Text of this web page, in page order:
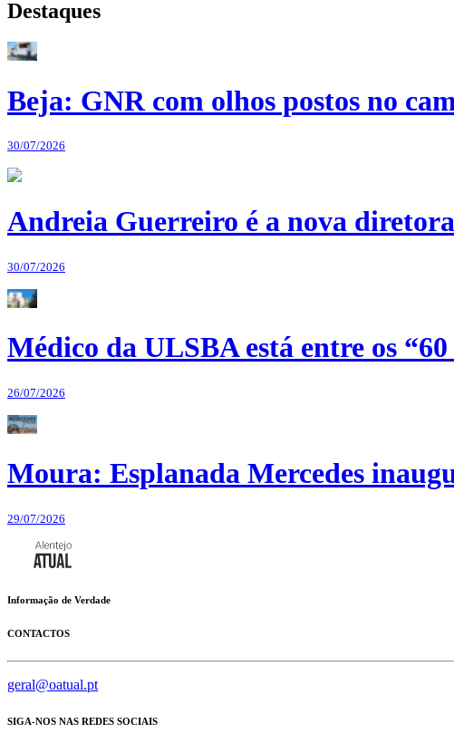
Destaques
Beja: GNR com olhos postos no
30/07/2026
Andreia Guerreiro é a nova
30/07/2026
Médico da ULSBA está entre os
26/07/2026
Moura: Esplanada Mercedes
29/07/2026
Informação de Verdade
CONTACTOS
geral@oatual.pt
SIGA-NOS NAS REDES SOCIAIS